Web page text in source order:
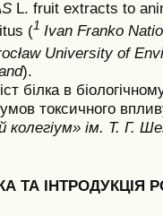
L. fruit extracts to
(1 Ivan Franko
University of
).
білка в
токсичного
колегіум» ім. Т. Г.
ТА ІНТРОДУКЦІЯ